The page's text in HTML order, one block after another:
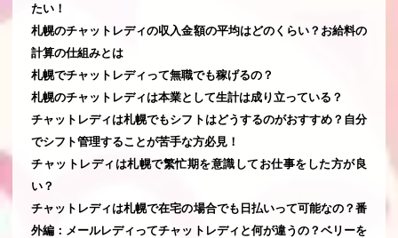
たい！
札幌のチャットレディの収入金額の平均はどのくらい？お給料の
計算の仕組みとは
札幌でチャットレディって無職でも稼げるの？
札幌のチャットレディは本業として生計は成り立っている？
チャットレディは札幌でもシフトはどうするのがおすすめ？自分
でシフト管理することが苦手な方必見！
チャットレディは札幌で繁忙期を意識してお仕事をした方が良
い？
チャットレディは札幌で在宅の場合でも日払いって可能なの？番
外編：メールレディってチャットレディと何が違うの？ベリーを